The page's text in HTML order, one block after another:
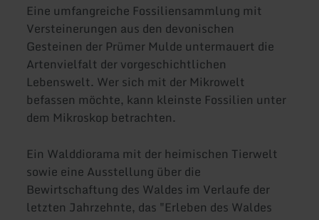
Eine umfangreiche Fossiliensammlung mit
Versteinerungen aus den devonischen
Gesteinen der Prümer Mulde untermauert die
Artenvielfalt der vorgeschichtlichen
Lebenswelt. Wer sich mit der Mikrowelt
befassen möchte, kann kleinste Fossilien unter
dem Mikroskop betrachten.
Ein Walddiorama mit der heimischen Tierwelt
sowie eine Ausstellung über die
Bewirtschaftung des Waldes im Verlaufe der
letzten Jahrzehnte, das "Erleben des Waldes